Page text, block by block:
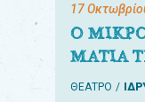
17
Ο
ΜΑΤΙΑ
ΘΕΑΤΡΟ